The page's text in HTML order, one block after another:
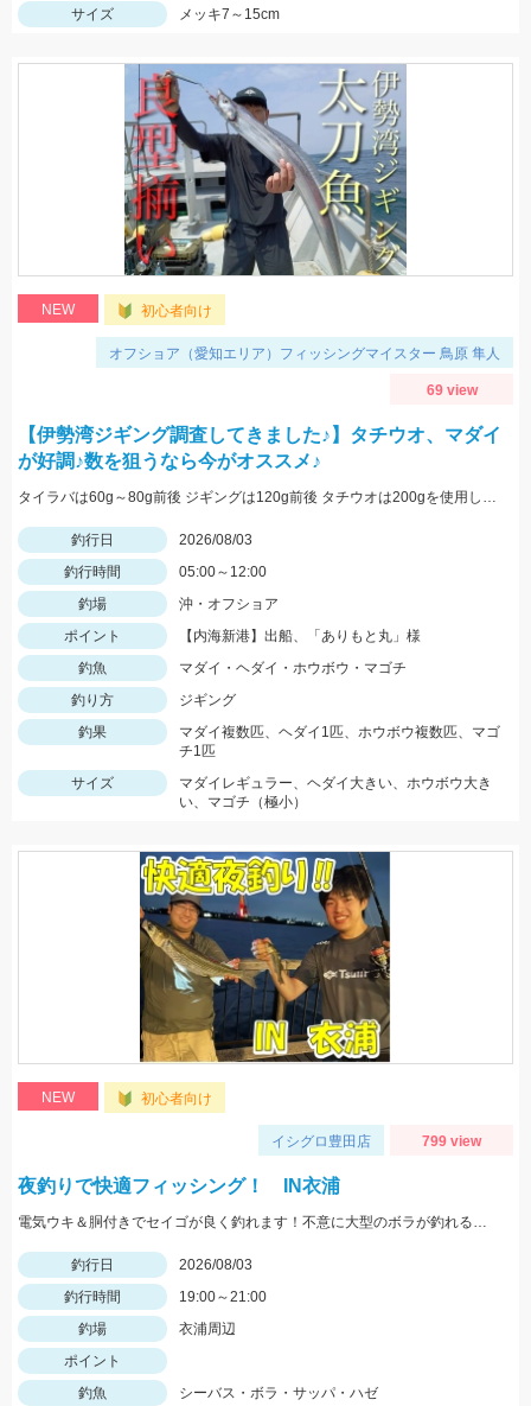
サイズ メッキ7～15cm
NEW 初心者向け
オフショア（愛知エリア）フィッシングマイスター 鳥原 隼人
69 view
【伊勢湾ジギング調査してきました♪】タチウオ、マダイ
が好調♪数を狙うなら今がオススメ♪
タイラバは60g～80g前後 ジギングは120g前後 タチウオは200gを使用しました
釣行日
2026/08/03
釣行時間
05:00～12:00
釣場
沖・オフショア
ポイント
【内海新港】出船、「ありもと丸」様
釣魚
マダイ・ヘダイ・ホウボウ・マゴチ
釣り方
ジギング
釣果
マダイ複数匹、ヘダイ1匹、ホウボウ複数匹、マゴ
チ1匹
サイズ
マダイレギュラー、ヘダイ大きい、ホウボウ大き
い、マゴチ（極小）
NEW 初心者向け
イシグロ豊田店 799 view
夜釣りで快適フィッシング！ IN衣浦
電気ウキ＆胴付きでセイゴが良く釣れます！不意に大型のボラが釣れることもあるので、ネットがあると安心です。
釣行日
2026/08/03
釣行時間
19:00～21:00
釣場
衣浦周辺
ポイント
釣魚
シーバス・ボラ・サッパ・ハゼ